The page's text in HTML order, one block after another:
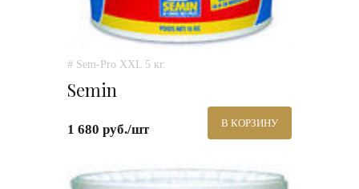
# Sem-Pro XXL 5 кг.
Semin
1 680 руб./шт В КОРЗИНУ